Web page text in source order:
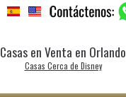
Casas en Venta en Orlando
Casas Cerca de Disney